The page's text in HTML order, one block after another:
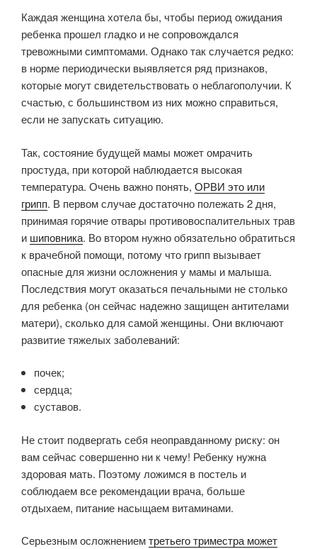
Каждая женщина хотела бы, чтобы период ожидания
ребенка прошел гладко и не сопровождался
тревожными симптомами. Однако так случается редко:
в норме периодически выявляется ряд признаков,
которые могут свидетельствовать о неблагополучии. К
счастью, с большинством из них можно справиться,
если не запускать ситуацию.
Так, состояние будущей мамы может омрачить
простуда, при которой наблюдается высокая
температура. Очень важно понять, ОРВИ это или
грипп. В первом случае достаточно полежать 2 дня,
принимая горячие отвары противовоспалительных трав
и шиповника. Во втором нужно обязательно обратиться
к врачебной помощи, потому что грипп вызывает
опасные для жизни осложнения у мамы и малыша.
Последствия могут оказаться печальными не столько
для ребенка (он сейчас надежно защищен антителами
матери), сколько для самой женщины. Они включают
развитие тяжелых заболеваний:
почек;
сердца;
суставов.
Не стоит подвергать себя неоправданному риску: он
вам сейчас совершенно ни к чему! Ребенку нужна
здоровая мать. Поэтому ложимся в постель и
соблюдаем все рекомендации врача, больше
отдыхаем, питание насыщаем витаминами.
Серьезным осложнениемтретьего триместра может